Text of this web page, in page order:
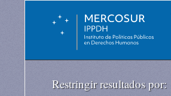
Restringir resultados por: